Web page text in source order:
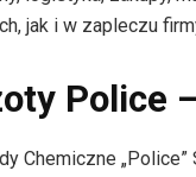
jak i w zapleczu
Police
Chemiczne